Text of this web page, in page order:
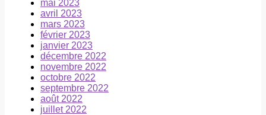
mai 2023
avril 2023
mars 2023
février 2023
janvier 2023
décembre 2022
novembre 2022
octobre 2022
septembre 2022
août 2022
juillet 2022